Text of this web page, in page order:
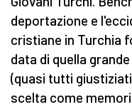
deportazione e
cristiane in Turchia
data di quella
(quasi tutti
scelta come